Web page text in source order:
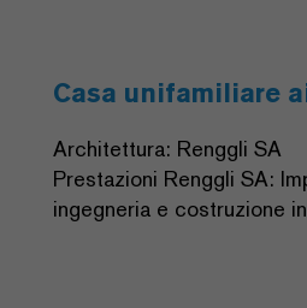
Casa unifamiliare
Architettura: Renggli SA
Prestazioni Renggli SA:
ingegneria e costruzione